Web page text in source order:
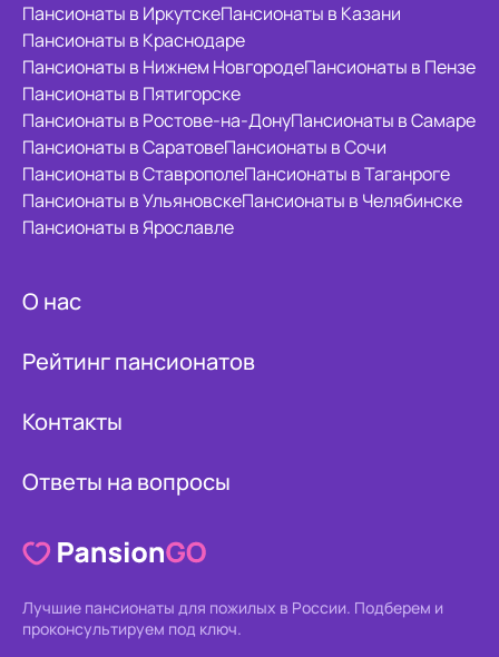
Пансионаты в ИркутскеПансионаты в Казани
Пансионаты в Краснодаре
Пансионаты в Нижнем НовгородеПансионаты в Пензе
Пансионаты в Пятигорске
Пансионаты в Ростове-на-ДонуПансионаты в Самаре
Пансионаты в СаратовеПансионаты в Сочи
Пансионаты в СтаврополеПансионаты в Таганроге
Пансионаты в УльяновскеПансионаты в Челябинске
Пансионаты в Ярославле
О нас
Рейтинг пансионатов
Контакты
Ответы на вопросы
Лучшие пансионаты для пожилых в России. Подберем и
проконсультируем под ключ.